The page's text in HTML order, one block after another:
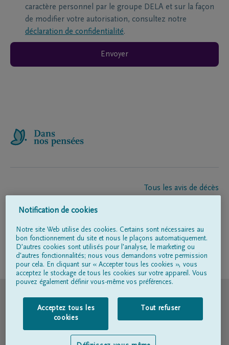
caractère personnel par le groupe DELA et sur la façon
de modifier votre autorisation, consultez notre
déclaration de confidentialité.
Envoyer
Tous les avis de décès
Entrepreneur de pompes funèbres
Suivez-nous sur
Conditions d'utilisation
Déclaration relative à la vie privée
Notification de cookies
Notre site Web utilise des cookies. Certains sont nécessaires au
bon fonctionnement du site et nous le plaçons automatiquement.
D'autres cookies sont utilisés pour l'analyse, le marketing ou
d'autres fonctionnalités; nous vous demandons votre permission
pour cela. En cliquant sur « Accepter tous les cookies », vous
acceptez le stockage de tous les cookies sur votre appareil. Vous
pouvez également définir vous-même vos préférences.
Acceptez tous les
cookies
Tout refuser